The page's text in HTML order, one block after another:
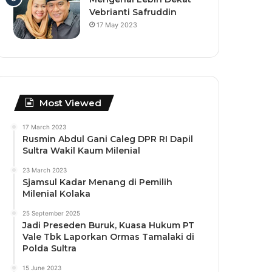
Vebrianti Safruddin
17 May 2023
Most Viewed
17 March 2023
Rusmin Abdul Gani Caleg DPR RI Dapil
Sultra Wakil Kaum Milenial
23 March 2023
Sjamsul Kadar Menang di Pemilih
Milenial Kolaka
25 September 2025
Jadi Preseden Buruk, Kuasa Hukum PT
Vale Tbk Laporkan Ormas Tamalaki di
Polda Sultra
15 June 2023